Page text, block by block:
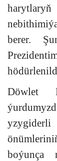
berer.
Döwlet
yzygiderli
boýunça